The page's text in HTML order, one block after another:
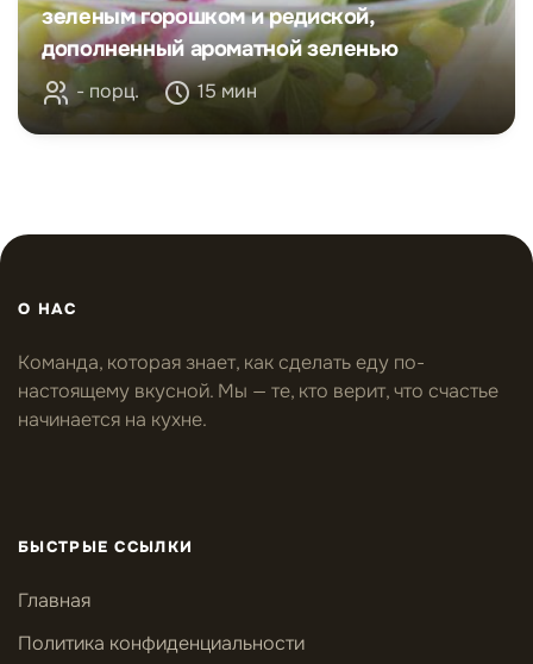
зеленым горошком и редиской,
дополненный ароматной зеленью
- порц. 15 мин
О НАС
Команда, которая знает, как сделать еду по-
настоящему вкусной. Мы — те, кто верит, что счастье
начинается на кухне.
БЫСТРЫЕ ССЫЛКИ
Главная
Политика конфиденциальности